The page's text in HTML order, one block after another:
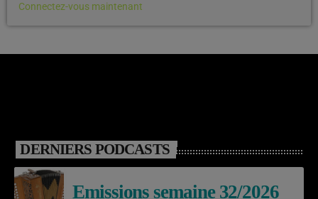
Connectez-vous maintenant
DERNIERS PODCASTS
Emissions semaine 32/2026